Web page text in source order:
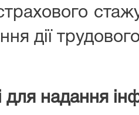
дії
для надання